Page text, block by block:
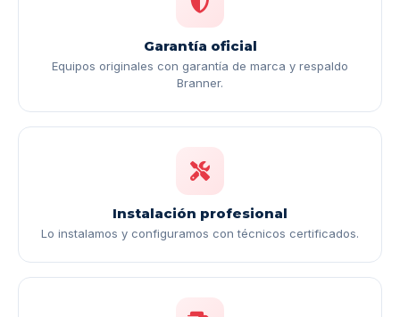
Garantía oficial
Equipos originales con garantía de marca y respaldo
Branner.
Instalación profesional
Lo instalamos y configuramos con técnicos certificados.